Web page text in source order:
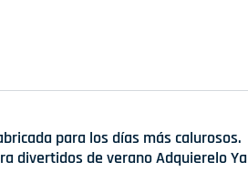
para los días más calurosos.
divertidos de verano Adquierelo Ya